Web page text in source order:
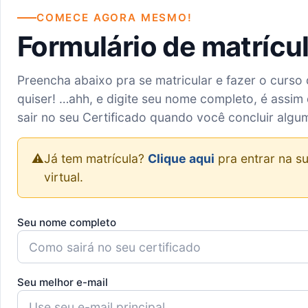
COMECE AGORA MESMO!
Formulário de
Preencha abaixo pra se matricular e fazer o curso
quiser! …ahh, e digite seu nome completo, é assim
sair no seu Certificado quando você concluir
⚠️Já tem matrícula? Clique aqui pra entrar na
virtual.
Seu nome completo
Seu melhor e-mail